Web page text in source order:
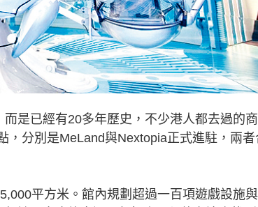
是已經有20多年歷史，不少港人都去過的
，分別是MeLand與Nextopia正式進駐，兩者
平方米。館內規劃超過一百項遊戲設施